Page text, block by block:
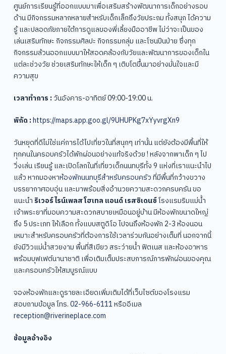
ศูนย์การเรียนรู้ที่ออกแบบมาเพื่อเสริมสร้างพัฒนาการเด็กอย่างรอบ
ด้าน มีกิจกรรมหลากหลายสำหรับเด็กเล็กถึงวัยประถม ทั้งสนุก ได้ความ
รู้ และปลอดภัยภายใต้การดูแลของพี่เลี้ยงมืออาชีพ ไม่ว่าจะเป็นของ
เล่นเสริมทักษะ กิจกรรมศิลปะ กิจกรรมกลุ่ม และโซนปีนป่าย ซึ่งทุก
กิจกรรมล้วนออกแบบมาให้สอดคล้องกับวัยและพัฒนาการของเด็กใน
แต่ละช่วงวัย ช่วยเสริมทักษะให้เด็ก ๆ เติบโตขึ้นมาอย่างมั่นใจและมี
ความสุข
เวลาทำการ :วันอังคาร-อาทิตย์ 09:00-19:00 น.
พิกัด :https://maps.app.goo.gl/9UHUPKg7xYyvrgXn9
วันหยุดที่ดีไม่ใช่แค่การได้ไปเที่ยวในที่สนุกๆ เท่านั้น แต่ยังต้องมีพื้นที่ให้
ทุกคนในครอบครัวได้พักผ่อนอย่างแท้จริงด้วย ! หลังจากพาเด็ก ๆ ไป
วิ่งเล่น เรียนรู้ และเปิดโลกในที่เที่ยวเด็กนนทบุรีทั้ง 9 แห่งที่เราแนะนำไป
แล้ว หากมองหาห้องพักนนทบุรีสำหรับครอบครัวที่มีพื้นที่กว้างขวาง
บรรยากาศอบอุ่น และมาพร้อมสิ่งอำนวยความสะดวกครบครัน ขอ
แนะนำ ริเวอร์ไรน์เพลส โฮเทล แอนด์ เรสซิเดนซ์โรงแรมริมแม่น้ำ
เจ้าพระยาที่มอบความสะดวกสบายเหมือนอยู่บ้าน มีห้องพักขนาดใหญ่
ถึง 5 ประเภท ให้เลือก ทั้งแบบสตูดิโอ ไปจนถึงห้องพัก 2-3 ห้องนอน
เหมาะสำหรับครอบครัวที่ต้องการใช้เวลาร่วมกันอย่างเต็มที่ นอกจากนี้
ยังมีวิวแม่น้ำสวยงาม พื้นที่สีเขียว สระว่ายน้ำ ฟิตเนส และห้องอาหาร
พร้อมบุฟเฟต์นานาชาติ เพื่อเติมเต็มประสบการณ์การพักผ่อนของคุณ
และครอบครัวให้สมบูรณ์แบบ
จองห้องพักและดูรายละเอียดเพิ่มเติมได้ที่เว็บไซต์ของโรงแรม
สอบถามข้อมูล โทร.02-966-6111หรืออีเมล
reception@riverineplace.com
ข้อมูลอ้างอิง